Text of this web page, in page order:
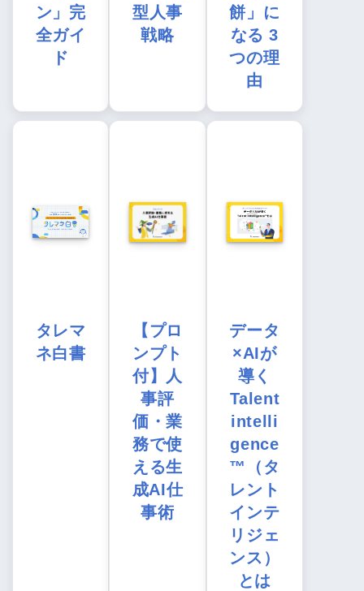
ン」完
全ガイ
ド
型人事
戦略
餅」に
なる 3
つの理
由
タレマ
ネ白書
【プロ
ンプト
付】人
事評
価・業
務で使
える生
成AI仕
事術
データ
×AIが
導く
Talent
intelli
gence
™（タ
レント
インテ
リジェ
ンス）
とは